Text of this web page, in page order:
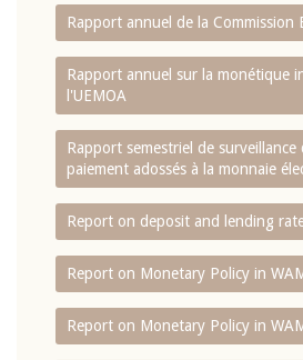
Rapport annuel de la Commission
Rapport annuel sur la monétique
l'UEMOA
Rapport semestriel de surveillance
paiement adossés à la monnaie
Report on deposit and lending
Report on Monetary Policy in
Report on Monetary Policy in